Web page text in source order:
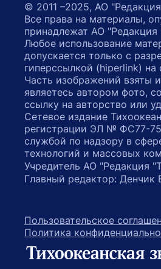
© 2011 –2025, АО
Все права на материалы,
принадлежат АО "Редакция
Любое использование
допускается только с
гиперссылкой (hiperlink)
Часть изображений взяты
являетесь автором фото,
ссылку на авторство или
Сетевое издание
регистрации ЭЛ № ФС77-
службой по надзору в
технологий и массовых
Учредитель АО "Редакция
Главный редактор: Денчик
Пользовательское
Политика
ссылка
возрастное ограничение